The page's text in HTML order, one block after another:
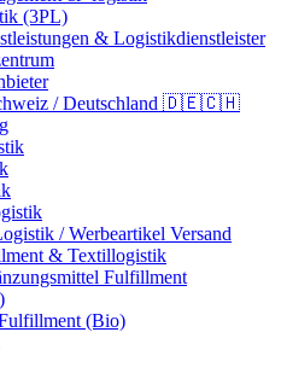
(3PL)
& Logistikdienstleister
/ Deutschland 🇩🇪🇨🇭
/ Werbeartikel Versand
& Textillogistik
Fulfillment
(Bio)